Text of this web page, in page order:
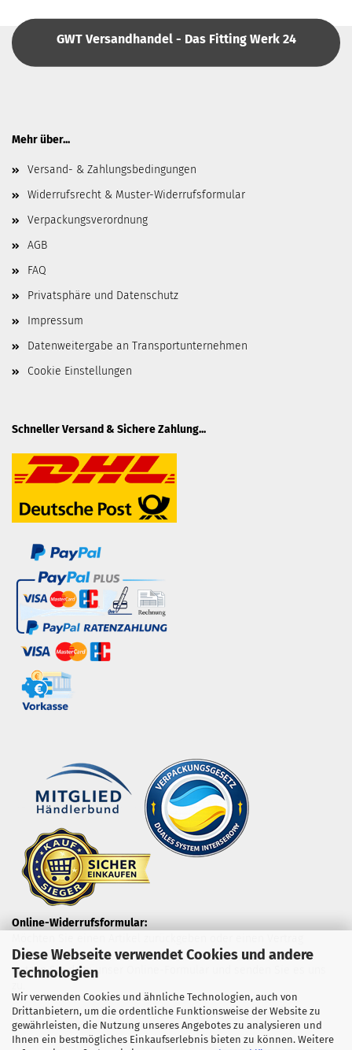
Diese Webseite verwendet Cookies und andere
Technologien
Wir verwenden Cookies und ähnliche Technologien, auch von
Drittanbietern, um die ordentliche Funktionsweise der Website zu
gewährleisten, die Nutzung unseres Angebotes zu analysieren und
Ihnen ein bestmögliches Einkaufserlebnis bieten zu können. Weitere
GWT Versandhandel - Das Fitting Werk 24
Mehr über...
Versand- & Zahlungsbedingungen
Widerrufsrecht & Muster-Widerrufsformular
Verpackungsverordnung
AGB
FAQ
Privatsphäre und Datenschutz
Impressum
Datenweitergabe an Transportunternehmen
Cookie Einstellungen
Schneller Versand & Sichere Zahlung...
Online-Widerrufsformular:
widerrufen?
Nutzen Sie dazu unser Online-Formular und senden Sie es uns